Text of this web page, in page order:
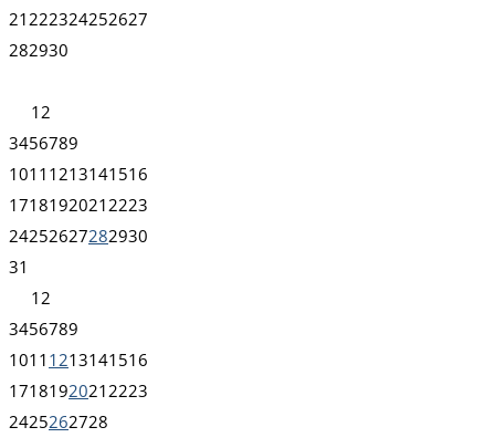
21 222324252627
282930
1 2
3456789
1011 1213141516
1718192021 2223
24252627282930
31
1 2
3456789
1011 1213141516
1718192021 2223
2425262728